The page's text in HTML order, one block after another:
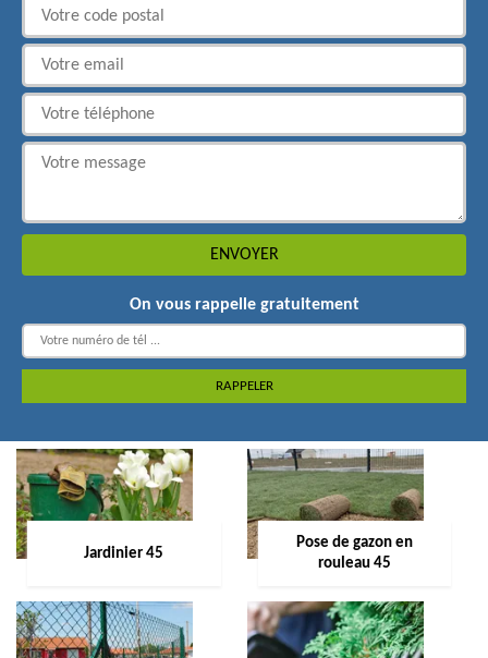
On vous rappelle gratuitement
Jardinier 45
Pose de gazon en
rouleau 45